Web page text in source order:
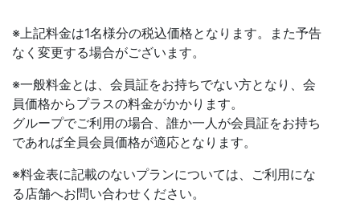
※上記料金は1名様分の税込価格となります。また予告
なく変更する場合がございます。
※一般料金とは、会員証をお持ちでない方となり、会
員価格からプラスの料金がかかります。
グループでご利用の場合、誰か一人が会員証をお持ち
であれば全員会員価格が適応となります。
※料金表に記載のないプランについては、ご利用にな
る店舗へお問い合わせください。